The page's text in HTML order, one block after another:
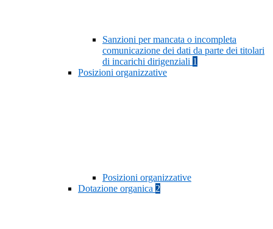
Sanzioni per mancata o incompleta
comunicazione dei dati da parte dei titolari
di incarichi dirigenziali 1
Posizioni organizzative
Posizioni organizzative
Dotazione organica 2